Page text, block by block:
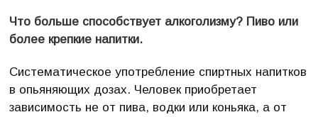
Что больше способствует алкоголизму? Пиво или
более крепкие напитки.
Систематическое употребление спиртных напитков
в опьяняющих дозах. Человек приобретает
зависимость не от пива, водки или коньяка, а от